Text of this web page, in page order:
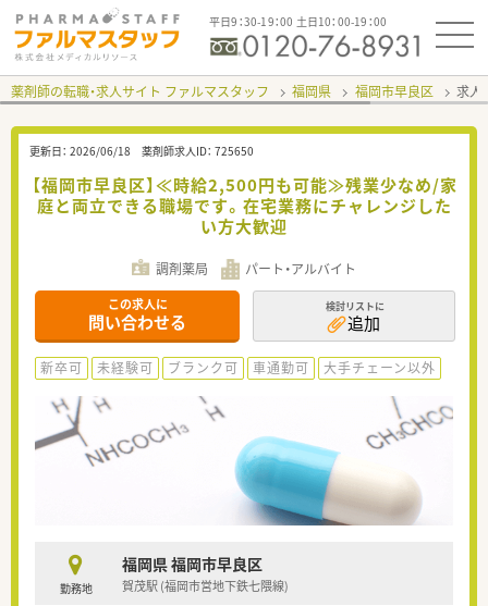
平日9：30-19：00 土日10：00-19：00
薬剤師の転職・求人サイト ファルマスタッフ 福岡県 福岡市早良区 求人
更新日： 2026/06/18 薬剤師求人ID： 725650
【福岡市早良区】≪時給2,500円も可能≫残業少なめ/家
庭と両立できる職場です。在宅業務にチャレンジした
い方大歓迎
調剤薬局 パート・アルバイト
この求人に
問い合わせる
検討リストに
追加
新卒可 未経験可 ブランク可 車通勤可 大手チェーン以外
勤務地
福岡県 福岡市早良区
賀茂駅 (福岡市営地下鉄七隈線)